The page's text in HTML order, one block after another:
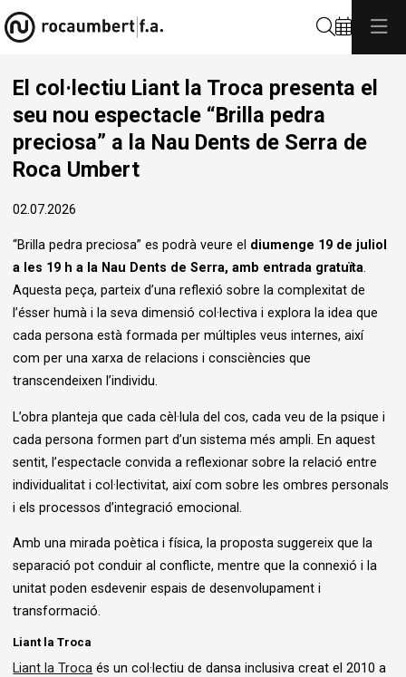
El col·lectiu Liant la Troca presenta el
seu nou espectacle “Brilla pedra
preciosa” a la Nau Dents de Serra de
Roca Umbert
02.07.2026
“Brilla pedra preciosa” es podrà veure el diumenge 19 de juliol
a les 19 h a la Nau Dents de Serra, amb entrada gratuïta.
Aquesta peça, parteix d’una reflexió sobre la complexitat de
l’ésser humà i la seva dimensió col·lectiva i explora la idea que
cada persona està formada per múltiples veus internes, així
com per una xarxa de relacions i consciències que
transcendeixen l’individu.
L’obra planteja que cada cèl·lula del cos, cada veu de la psique i
cada persona formen part d’un sistema més ampli. En aquest
sentit, l’espectacle convida a reflexionar sobre la relació entre
individualitat i col·lectivitat, així com sobre les ombres personals
i els processos d’integració emocional.
Amb una mirada poètica i física, la proposta suggereix que la
separació pot conduir al conflicte, mentre que la connexió i la
unitat poden esdevenir espais de desenvolupament i
transformació.
Liant la Troca
Liant la Troca és un col·lectiu de dansa inclusiva creat el 2010 a